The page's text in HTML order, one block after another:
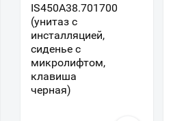
IS450A38.701700
(унитаз с
инсталляцией,
сиденье с
микролифтом,
клавиша
черная)